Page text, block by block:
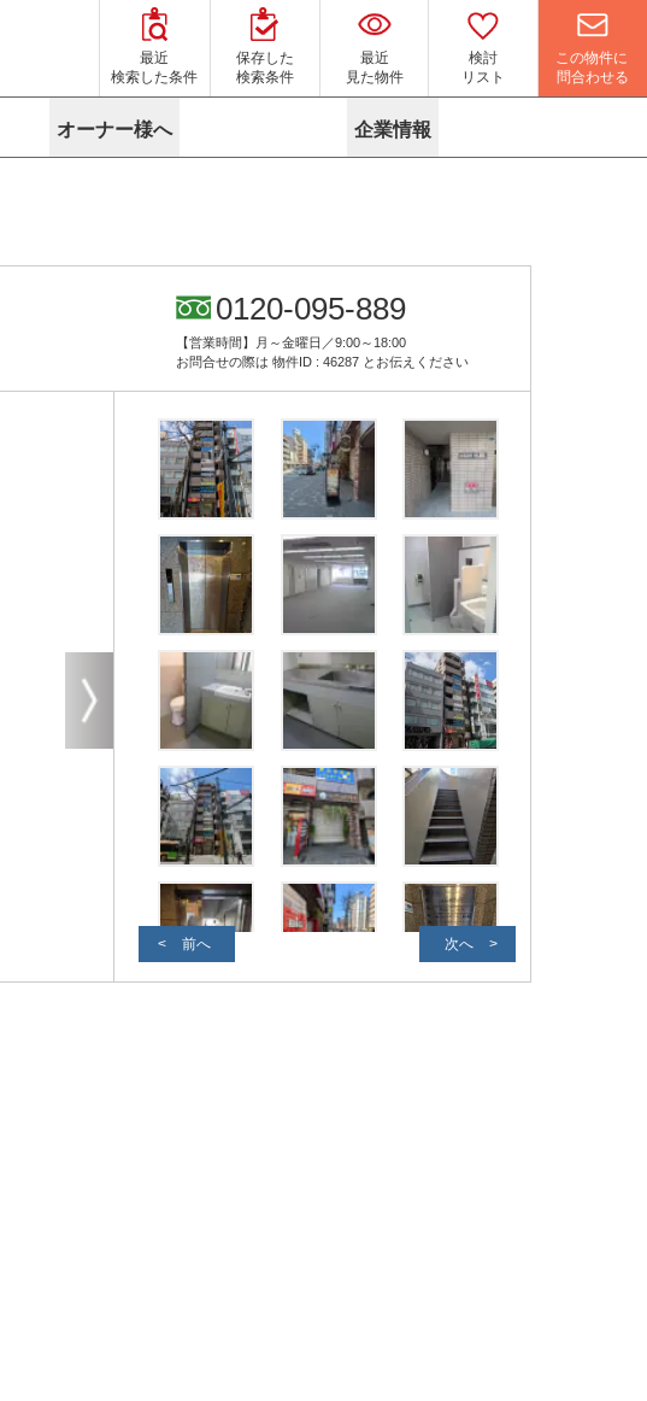
最近
検索した条件
保存した
検索条件
最近
見た物件
検討
リスト
この物件に
問合わせる
路線から探す
千葉のクリニックを探す
路線から探す
こだわりから探す
地図から探す
名古屋のクリニックを探す
オーナー様へ
蛍光灯の廃止に備えてLED化へ
企業情報
ベンチャー・フォーラム
0120-095-889
【営業時間】月～金曜日／9:00～18:00
お問合せの際は 物件ID : 46287 とお伝えください
前へ 次へ